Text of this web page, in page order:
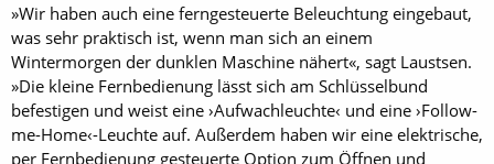
»Wir haben auch eine ferngesteuerte Beleuchtung eingebaut,
was sehr praktisch ist, wenn man sich an einem
Wintermorgen der dunklen Maschine nähert«, sagt Laustsen.
»Die kleine Fernbedienung lässt sich am Schlüsselbund
befestigen und weist eine ›Aufwachleuchte‹ und eine ›Follow-
me-Home‹-Leuchte auf. Außerdem haben wir eine elektrische,
per Fernbedienung gesteuerte Option zum Öffnen und